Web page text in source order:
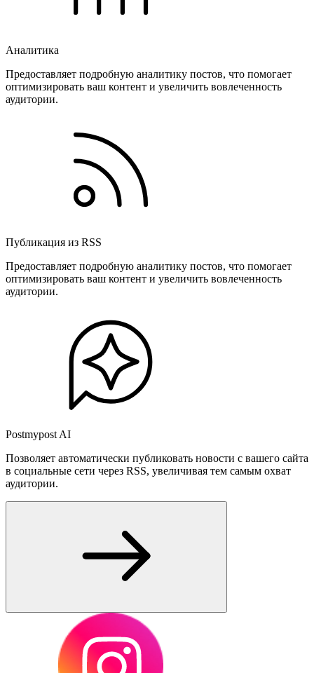
Аналитика
Предоставляет подробную аналитику постов, что помогает
оптимизировать ваш контент и увеличить вовлеченность
аудитории.
Публикация из RSS
Предоставляет подробную аналитику постов, что помогает
оптимизировать ваш контент и увеличить вовлеченность
аудитории.
Postmypost AI
Позволяет автоматически публиковать новости с вашего сайта
в социальные сети через RSS, увеличивая тем самым охват
аудитории.